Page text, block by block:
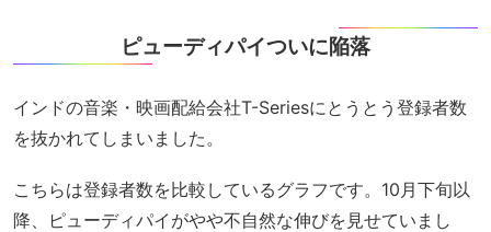
ピューディパイついに陥落
インドの音楽・映画配給会社T-Seriesにとうとう登録者数
を抜かれてしまいました。
こちらは登録者数を比較しているグラフです。10月下旬以
降、ピューディパイがやや不自然な伸びを見せていまし